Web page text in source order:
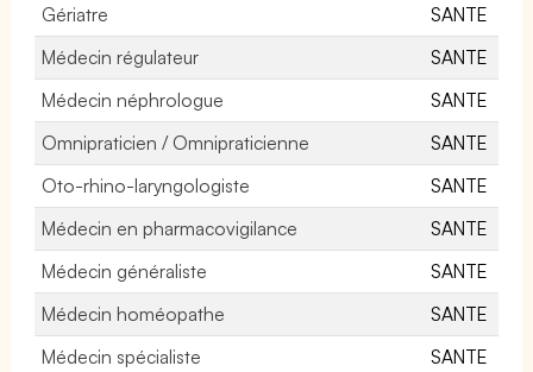
Gériatre
SANTE
Médecin régulateur
SANTE
Médecin néphrologue
SANTE
Omnipraticien / Omnipraticienne
SANTE
Oto-rhino-laryngologiste
SANTE
Médecin en pharmacovigilance
SANTE
Médecin généraliste
SANTE
Médecin homéopathe
SANTE
Médecin spécialiste
SANTE